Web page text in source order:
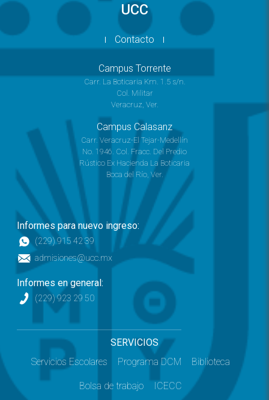
UCC
Contacto
Campus Torrente
Carr. La Boticaria Km. 1.5 s/n.
Col. Militar
Veracruz, Ver.
Campus Calasanz
Carr. Veracruz-El Tejar-Medellín
No. 1946. Col. Fracc. Del Predio
Rústico Ex Hacienda La Boticaria
Boca del Río, Ver.
Informes para nuevo ingreso:
(229) 915 42 39
admisiones@ucc.mx
Informes en general:
(229) 923 29 50
SERVICIOS
Servicios Escolares
Programa DCM Biblioteca
Bolsa de trabajo ICECC